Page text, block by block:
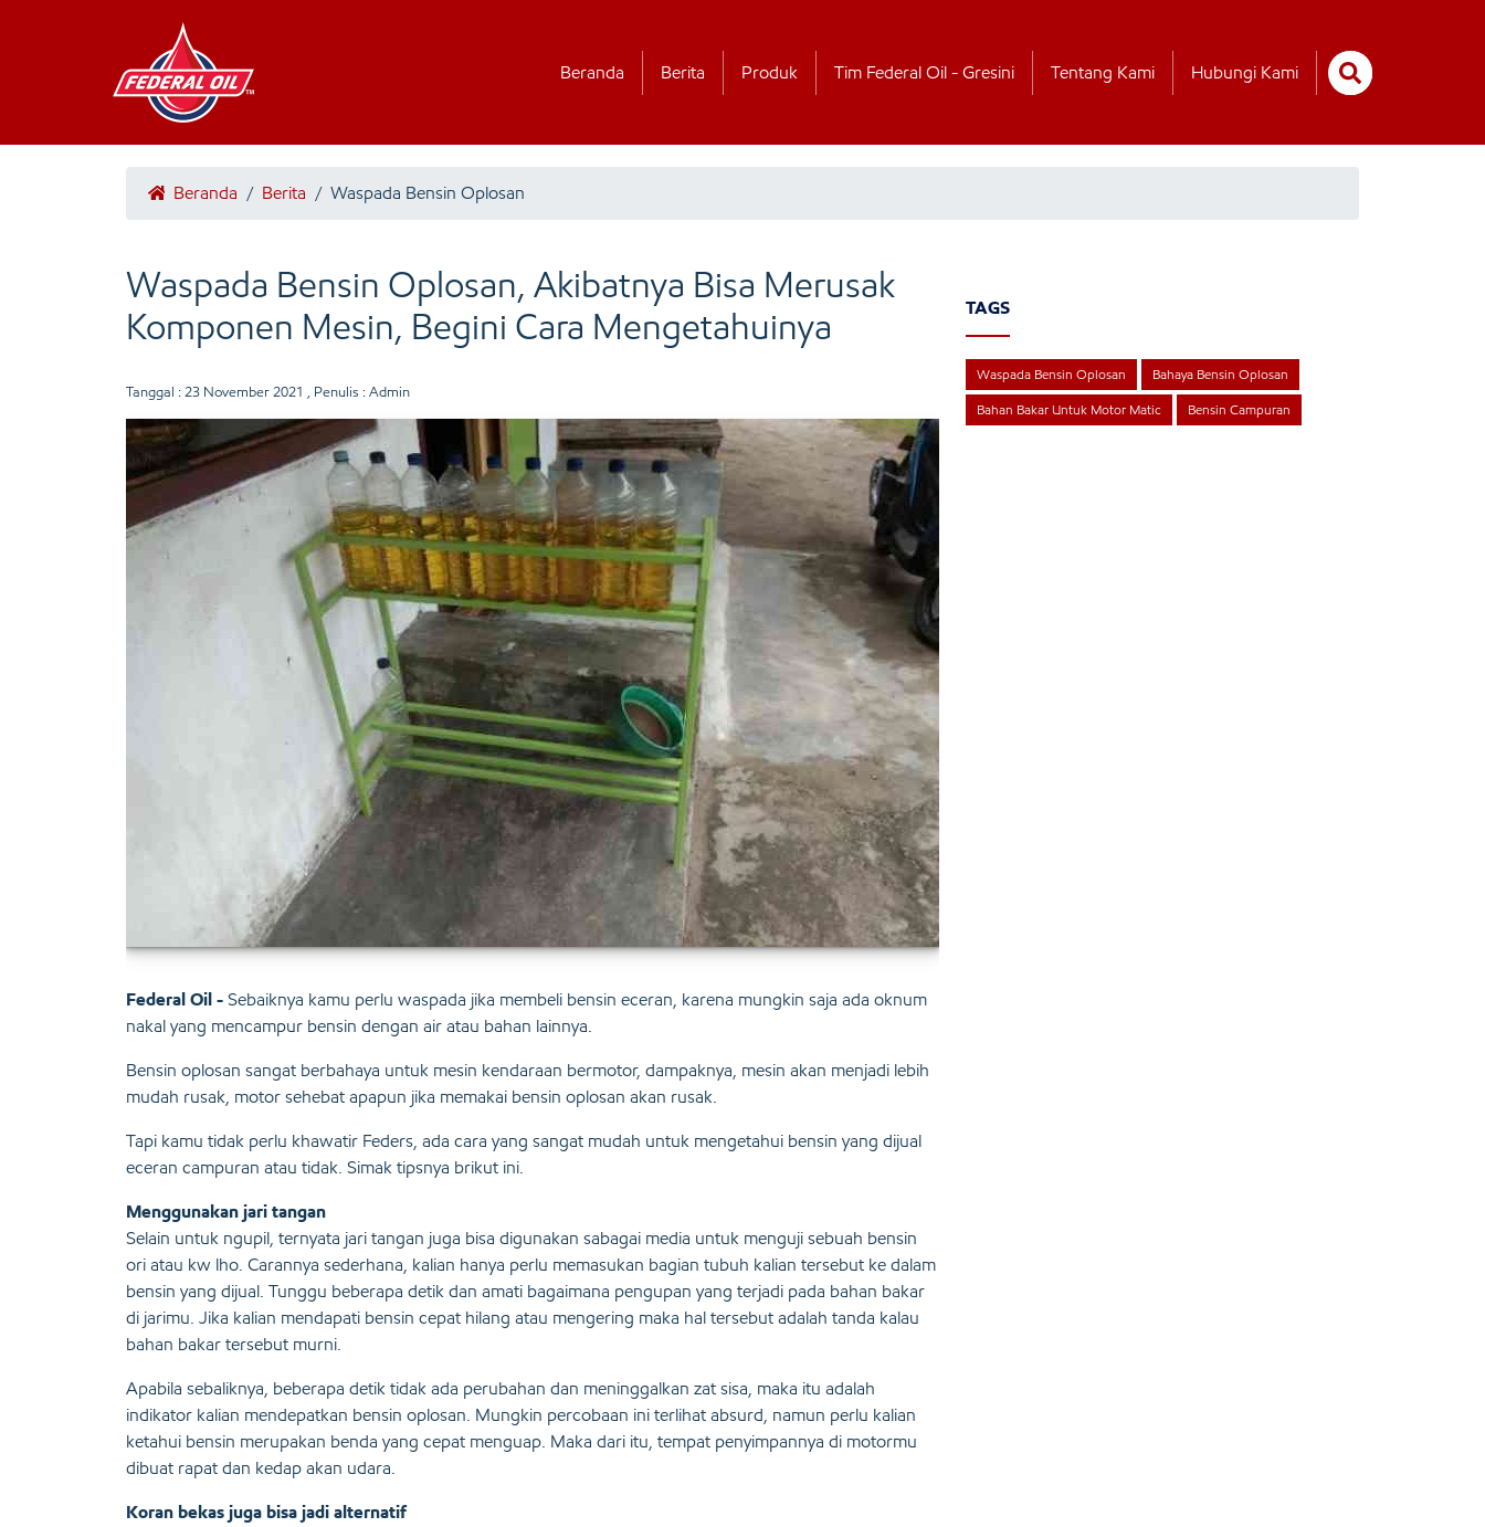
Beranda Berita Produk Tim Federal Oil - Gresini Tentang Kami Hubungi Kami
Beranda / Berita / Waspada Bensin Oplosan
Waspada Bensin Oplosan, Akibatnya Bisa Merusak
Komponen Mesin, Begini Cara Mengetahuinya
Tanggal : 23 November 2021 , Penulis : Admin
Federal Oil - Sebaiknya kamu perlu waspada jika membeli bensin eceran, karena mungkin saja ada oknum
nakal yang mencampur bensin dengan air atau bahan lainnya.
Bensin oplosan sangat berbahaya untuk mesin kendaraan bermotor, dampaknya, mesin akan menjadi lebih
mudah rusak, motor sehebat apapun jika memakai bensin oplosan akan rusak.
Tapi kamu tidak perlu khawatir Feders, ada cara yang sangat mudah untuk mengetahui bensin yang dijual
eceran campuran atau tidak. Simak tipsnya brikut ini.
Menggunakan jari tangan
Selain untuk ngupil, ternyata jari tangan juga bisa digunakan sabagai media untuk menguji sebuah bensin
ori atau kw lho. Carannya sederhana, kalian hanya perlu memasukan bagian tubuh kalian tersebut ke dalam
bensin yang dijual. Tunggu beberapa detik dan amati bagaimana pengupan yang terjadi pada bahan bakar
di jarimu. Jika kalian mendapati bensin cepat hilang atau mengering maka hal tersebut adalah tanda kalau
bahan bakar tersebut murni.
Apabila sebaliknya, beberapa detik tidak ada perubahan dan meninggalkan zat sisa, maka itu adalah
indikator kalian mendepatkan bensin oplosan. Mungkin percobaan ini terlihat absurd, namun perlu kalian
ketahui bensin merupakan benda yang cepat menguap. Maka dari itu, tempat penyimpannya di motormu
dibuat rapat dan kedap akan udara.
Koran bekas juga bisa jadi alternatif
TAGS
Waspada Bensin Oplosan Bahaya Bensin Oplosan
Bahan Bakar Untuk Motor Matic Bensin Campuran